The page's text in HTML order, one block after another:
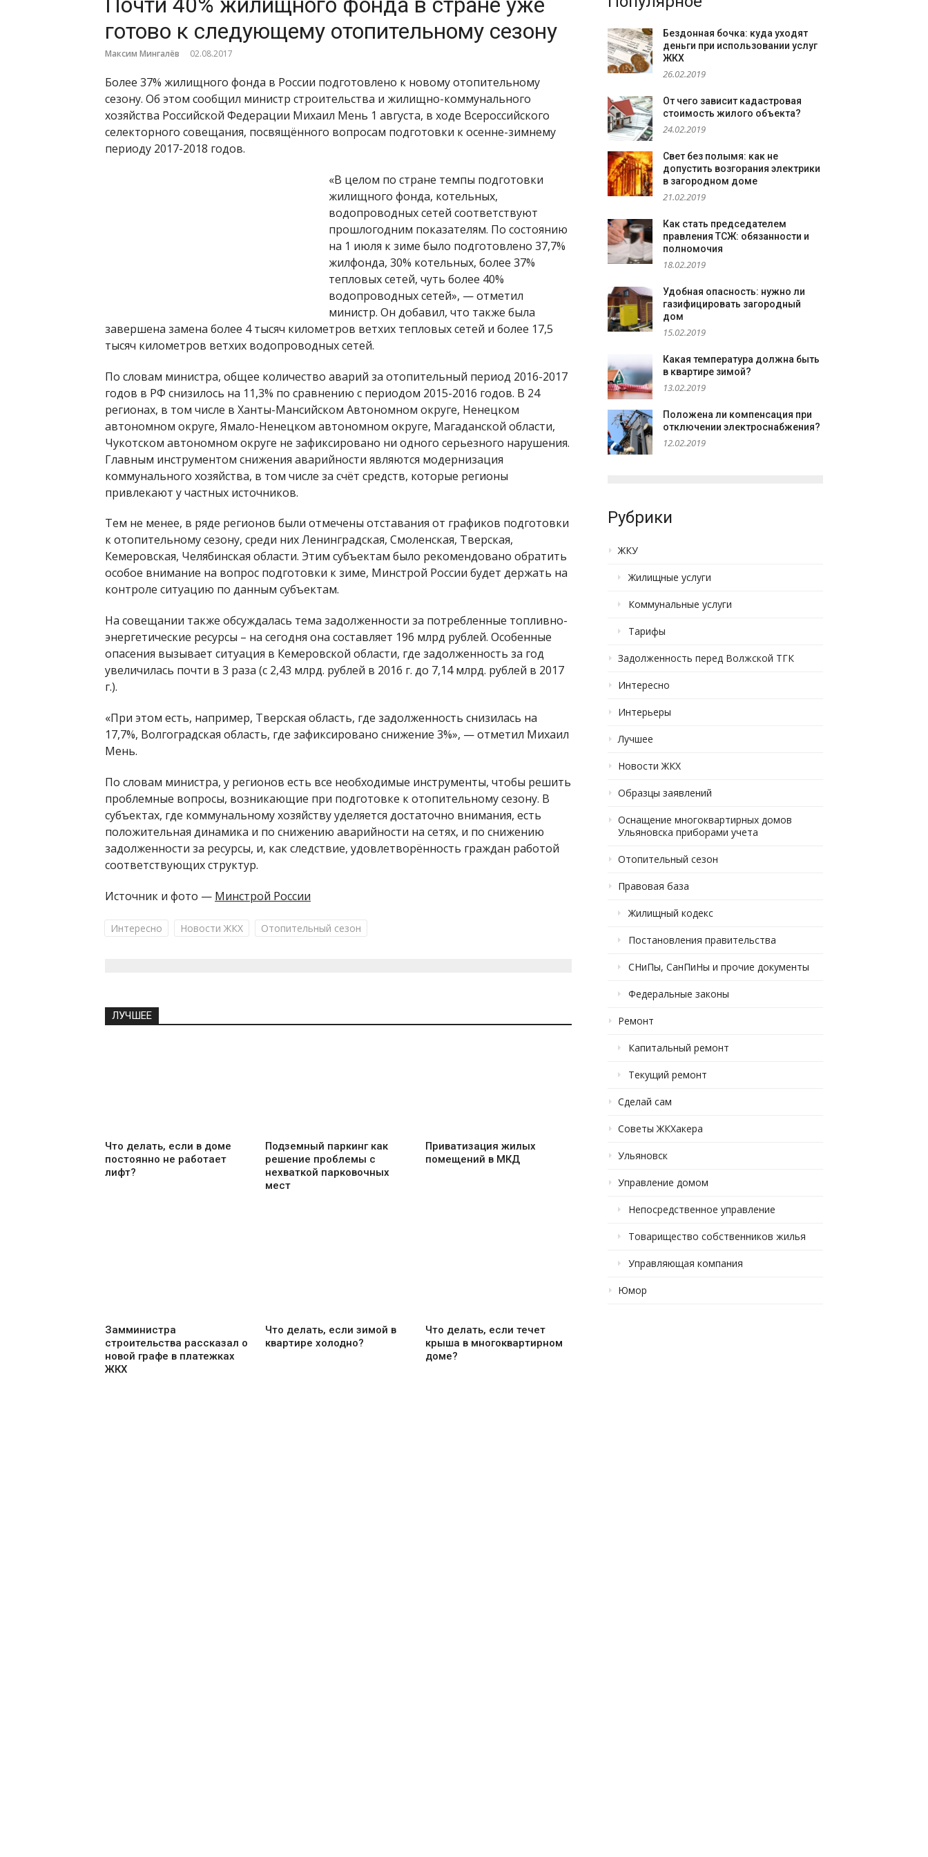
готово к следующему отопительному сезону
Максим Мингалёв 02.08.2017
Более 37% жилищного фонда в России подготовлено к новому отопительному
сезону. Об этом сообщил министр строительства и жилищно-коммунального
хозяйства Российской Федерации Михаил Мень 1 августа, в ходе Всероссийского
селекторного совещания, посвящённого вопросам подготовки к осенне-зимнему
периоду 2017-2018 годов.
«В целом по стране темпы подготовки
жилищного фонда, котельных,
водопроводных сетей соответствуют
прошлогодним показателям. По состоянию
на 1 июля к зиме было подготовлено 37,7%
жилфонда, 30% котельных, более 37%
тепловых сетей, чуть более 40%
водопроводных сетей», — отметил
министр. Он добавил, что также была
завершена замена более 4 тысяч километров ветхих тепловых сетей и более 17,5
тысяч километров ветхих водопроводных сетей.
По словам министра, общее количество аварий за отопительный период 2016-2017
годов в РФ снизилось на 11,3% по сравнению с периодом 2015-2016 годов. В 24
регионах, в том числе в Ханты-Мансийском Автономном округе, Ненецком
автономном округе, Ямало-Ненецком автономном округе, Магаданской области,
Чукотском автономном округе не зафиксировано ни одного серьезного нарушения.
Главным инструментом снижения аварийности являются модернизация
коммунального хозяйства, в том числе за счёт средств, которые регионы
привлекают у частных источников.
Тем не менее, в ряде регионов были отмечены отставания от графиков подготовки
к отопительному сезону, среди них Ленинградская, Смоленская, Тверская,
Кемеровская, Челябинская области. Этим субъектам было рекомендовано обратить
особое внимание на вопрос подготовки к зиме, Минстрой России будет держать на
контроле ситуацию по данным субъектам.
На совещании также обсуждалась тема задолженности за потребленные топливно-
энергетические ресурсы – на сегодня она составляет 196 млрд рублей. Особенные
опасения вызывает ситуация в Кемеровской области, где задолженность за год
увеличилась почти в 3 раза (с 2,43 млрд. рублей в 2016 г. до 7,14 млрд. рублей в 2017
г.).
«При этом есть, например, Тверская область, где задолженность снизилась на
17,7%, Волгоградская область, где зафиксировано снижение 3%», — отметил Михаил
Мень.
По словам министра, у регионов есть все необходимые инструменты, чтобы решить
проблемные вопросы, возникающие при подготовке к отопительному сезону. В
субъектах, где коммунальному хозяйству уделяется достаточно внимания, есть
положительная динамика и по снижению аварийности на сетях, и по снижению
задолженности за ресурсы, и, как следствие, удовлетворённость граждан работой
соответствующих структур.
Источник и фото — Минстрой России
Интересно Новости ЖКХ Отопительный сезон
ЛУЧШЕЕ
Что делать, если в доме
постоянно не работает
лифт?
Подземный паркинг как
решение проблемы с
нехваткой парковочных
мест
Приватизация жилых
помещений в МКД
Замминистра
строительства рассказал о
новой графе в платежках
ЖКХ
Что делать, если зимой в
квартире холодно?
Что делать, если течет
крыша в многоквартирном
доме?
Бездонная бочка: куда уходят
деньги при использовании услуг
ЖКХ
26.02.2019
От чего зависит кадастровая
стоимость жилого объекта?
24.02.2019
Свет без полымя: как не
допустить возгорания электрики
в загородном доме
21.02.2019
Как стать председателем
правления ТСЖ: обязанности и
полномочия
18.02.2019
Удобная опасность: нужно ли
газифицировать загородный
дом
15.02.2019
Какая температура должна быть
в квартире зимой?
13.02.2019
Положена ли компенсация при
отключении электроснабжения?
12.02.2019
Рубрики
ЖКУ
Жилищные услуги
Коммунальные услуги
Тарифы
Задолженность перед Волжской ТГК
Интересно
Интерьеры
Лучшее
Новости ЖКХ
Образцы заявлений
Оснащение многоквартирных домов
Ульяновска приборами учета
Отопительный сезон
Правовая база
Жилищный кодекс
Постановления правительства
СНиПы, СанПиНы и прочие документы
Федеральные законы
Ремонт
Капитальный ремонт
Текущий ремонт
Сделай сам
Советы ЖКХакера
Ульяновск
Управление домом
Непосредственное управление
Товарищество собственников жилья
Управляющая компания
Юмор